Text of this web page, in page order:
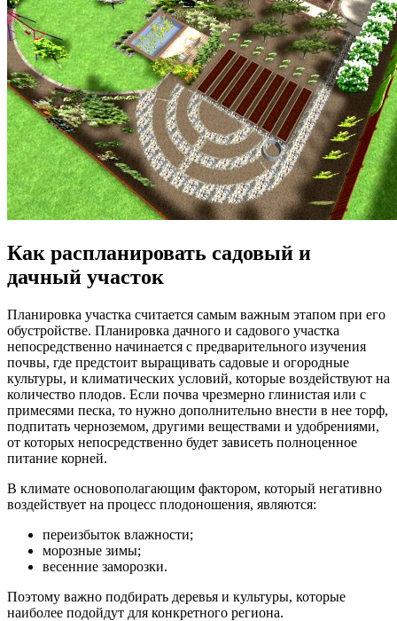
Как распланировать садовый и
дачный участок
Планировка участка считается самым важным этапом при его
обустройстве. Планировка дачного и садового участка
непосредственно начинается с предварительного изучения
почвы, где предстоит выращивать садовые и огородные
культуры, и климатических условий, которые воздействуют на
количество плодов. Если почва чрезмерно глинистая или с
примесями песка, то нужно дополнительно внести в нее торф,
подпитать черноземом, другими веществами и удобрениями,
от которых непосредственно будет зависеть полноценное
питание корней.
В климате основополагающим фактором, который негативно
воздействует на процесс плодоношения, являются:
переизбыток влажности;
морозные зимы;
весенние заморозки.
Поэтому важно подбирать деревья и культуры, которые
наиболее подойдут для конкретного региона.